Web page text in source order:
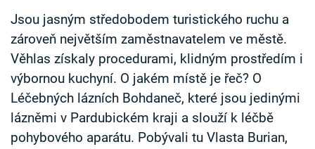
Jsou jasným středobodem turistického ruchu a
zároveň největším zaměstnavatelem ve městě.
Věhlas získaly procedurami, klidným prostředím i
výbornou kuchyní. O jakém místě je řeč? O
Léčebných lázních Bohdaneč, které jsou jedinými
lázněmi v Pardubickém kraji a slouží k léčbě
pohybového aparátu. Pobývali tu Vlasta Burian,